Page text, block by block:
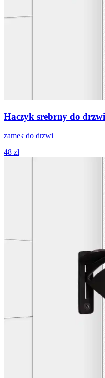
Haczyk srebrny do drzwi
zamek do drzwi
48 zł